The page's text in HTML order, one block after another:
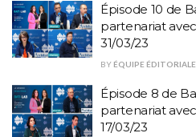
Épisode 10 de
partenariat
31/03/23
BY ÉQUIPE ÉDITORIALE
Épisode 8 de
partenariat
17/03/23